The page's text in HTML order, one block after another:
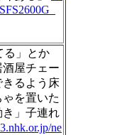
る」とか
酒屋チェー
きるよう床
を置いた
き」子連れ
ne